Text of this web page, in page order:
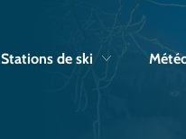
Stations de ski